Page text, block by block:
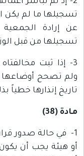
تسجيلها ما لم
عن إرادة
تسجيلها من قبل
3- إذا ثبت
ولم تصحح أوضاعها
تاريخ إنذارها خطياً
مادة (38)
1- في حالة صدور
أو هيئة يجب أن